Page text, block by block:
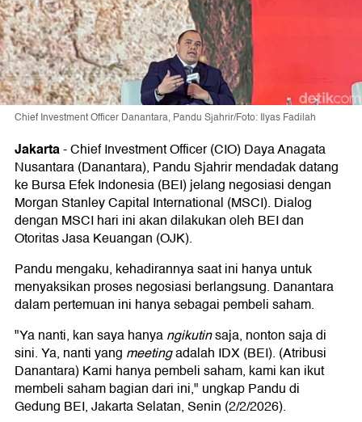
Chief Investment Officer Danantara, Pandu Sjahrir/Foto: Ilyas Fadilah
Jakarta-Chief Investment Officer (CIO) Daya Anagata
Nusantara (Danantara), Pandu Sjahrir mendadak datang
ke Bursa Efek Indonesia (BEI) jelang negosiasi dengan
Morgan Stanley Capital International (MSCI). Dialog
dengan MSCI hari ini akan dilakukan oleh BEI dan
Otoritas Jasa Keuangan (OJK).
Pandu mengaku, kehadirannya saat ini hanya untuk
menyaksikan proses negosiasi berlangsung. Danantara
dalam pertemuan ini hanya sebagai pembeli saham.
"Ya nanti, kan saya hanyangikutinsaja, nonton saja di
sini. Ya, nanti yang meetingadalah IDX (BEI). (Atribusi
Danantara) Kami hanya pembeli saham, kami kan ikut
membeli saham bagian dari ini," ungkap Pandu di
Gedung BEI, Jakarta Selatan, Senin (2/2/2026).